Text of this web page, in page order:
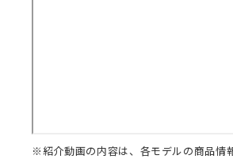
※紹介動画の内容は、各モデルの商品情